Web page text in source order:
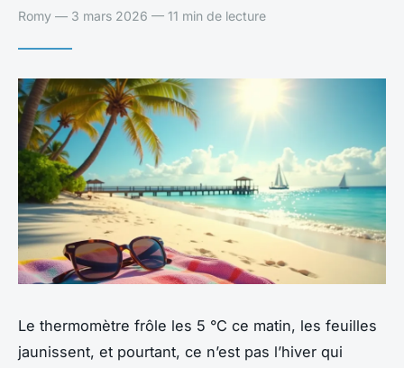
Romy — 3 mars 2026 — 11 min de lecture
Le thermomètre frôle les 5 °C ce matin, les feuilles
jaunissent, et pourtant, ce n’est pas l’hiver qui